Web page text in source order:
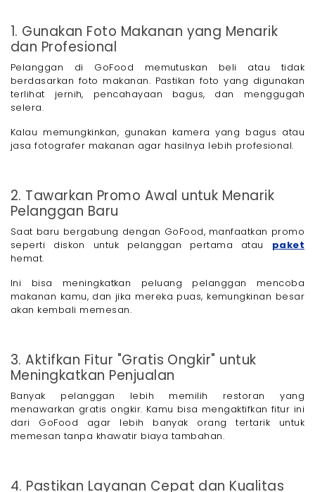
1. Gunakan Foto Makanan yang Menarik
dan Profesional
Pelanggan di GoFood memutuskan beli atau tidak
berdasarkan foto makanan. Pastikan foto yang digunakan
terlihat jernih, pencahayaan bagus, dan menggugah
selera.
Kalau memungkinkan, gunakan kamera yang bagus atau
jasa fotografer makanan agar hasilnya lebih profesional.
2. Tawarkan Promo Awal untuk Menarik
Pelanggan Baru
Saat baru bergabung dengan GoFood, manfaatkan promo
seperti diskon untuk pelanggan pertama atau paket
hemat.
Ini bisa meningkatkan peluang pelanggan mencoba
makanan kamu, dan jika mereka puas, kemungkinan besar
akan kembali memesan.
3. Aktifkan Fitur "Gratis Ongkir" untuk
Meningkatkan Penjualan
Banyak pelanggan lebih memilih restoran yang
menawarkan gratis ongkir. Kamu bisa mengaktifkan fitur ini
dari GoFood agar lebih banyak orang tertarik untuk
memesan tanpa khawatir biaya tambahan.
4. Pastikan Layanan Cepat dan Kualitas